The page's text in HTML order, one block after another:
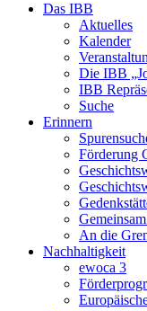
Das IBB
Aktuelles
Kalender
Die IBB
IBB
Suche
Erinnern
Förderung
An die
Nachhaltigkeit
ewoca 3